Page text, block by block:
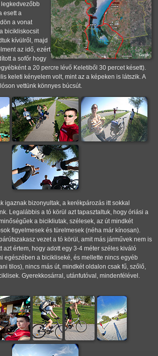
esett a
a vonat
bicikliskocsit
kívülről, majd
az idő, ezért
a sofőr hogy
a 20 percre lévő Keletiből 30 percet késett).
keleti kényelem volt, mint az a képeken is látszik. A
vettünk könnyes búcsút.
igaznak bizonyultak, a kerékpározás itt sokkal
Legalábbis a tó körül azt tapasztaltuk, hogy óriási a
a bicikliutak, szélesek, az út mindkét
figyelmesek és türelmesek (néha már kínosan).
vezet a tó körül, amit más járművek nem is
azt értem, hogy adott egy 3-4 méter széles kiváló
egészében a bicikliseké, és mellette nincs egyéb
tilos), nincs más út, mindkét oldalon csak fű, szőlő,
Gyerekkosárral, utánfutóval, mindenfélével.